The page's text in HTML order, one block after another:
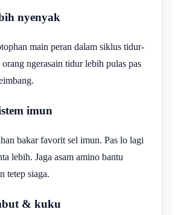
nyenyak
main peran dalam siklus tidur-
ngerasain tidur lebih pulas pas
imun
bakar favorit sel imun. Pas lo lagi
lebih. Jaga asam amino bantu
tetep siaga.
& kuku